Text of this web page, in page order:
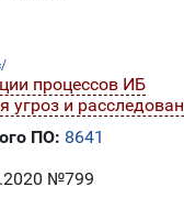
процессов ИБ
угроз и
ПО: 8641
№799